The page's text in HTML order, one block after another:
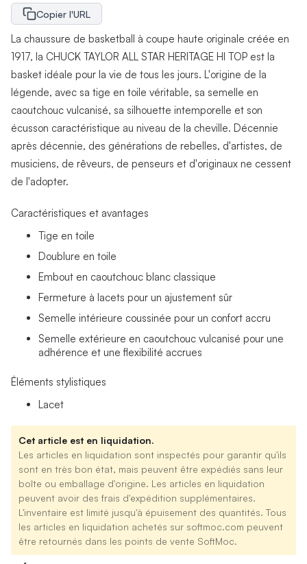
Copier l'URL
La chaussure de basketball à coupe haute originale créée en
1917, la CHUCK TAYLOR ALL STAR HERITAGE HI TOP est la
basket idéale pour la vie de tous les jours. L'origine de la
légende, avec sa tige en toile véritable, sa semelle en
caoutchouc vulcanisé, sa silhouette intemporelle et son
écusson caractéristique au niveau de la cheville. Décennie
après décennie, des générations de rebelles, d'artistes, de
musiciens, de rêveurs, de penseurs et d'originaux ne cessent
de l'adopter.
Caractéristiques et avantages
Tige en toile
Doublure en toile
Embout en caoutchouc blanc classique
Fermeture à lacets pour un ajustement sûr
Semelle intérieure coussinée pour un confort accru
Semelle extérieure en caoutchouc vulcanisé pour une
adhérence et une flexibilité accrues
Éléments stylistiques
Lacet
Cet article est en liquidation.
Les articles en liquidation sont inspectés pour garantir qu'ils
sont en très bon état, mais peuvent être expédiés sans leur
boîte ou emballage d'origine. Les articles en liquidation
peuvent avoir des frais d'expédition supplémentaires.
L'inventaire est limité jusqu'à épuisement des quantités. Tous
les articles en liquidation achetés sur softmoc.com peuvent
être retournés dans les points de vente SoftMoc.